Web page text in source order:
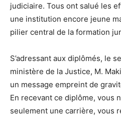
judiciaire. Tous ont salué les
une institution encore jeune
pilier central de la formation
S’adressant aux diplômés, le
ministère de la Justice, M.
un message empreint de
En recevant ce diplôme, vous
seulement une carrière, vous